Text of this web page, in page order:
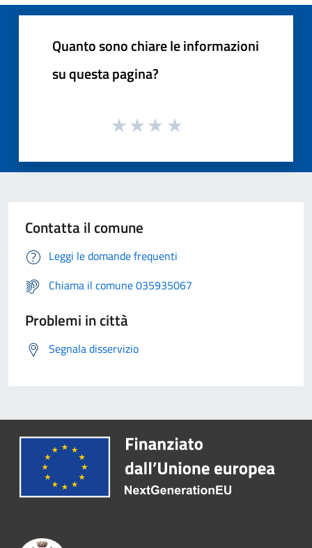
Quanto sono chiare le informazioni
su questa pagina?
Contatta il comune
Leggi le domande frequenti
Chiama il comune 035935067
Problemi in città
Segnala disservizio